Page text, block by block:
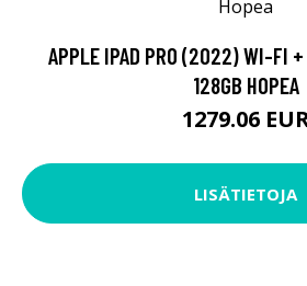
APPLE IPAD PRO (2022) WI-FI +
128GB HOPEA
1279.06
LISÄTIETOJA